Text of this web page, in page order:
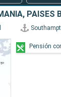
Pensión